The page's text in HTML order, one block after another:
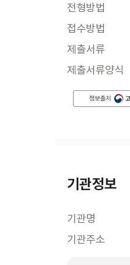
전형방법
접수방법
제출서류
제출서류양식
기관정보
기관명
기관주소